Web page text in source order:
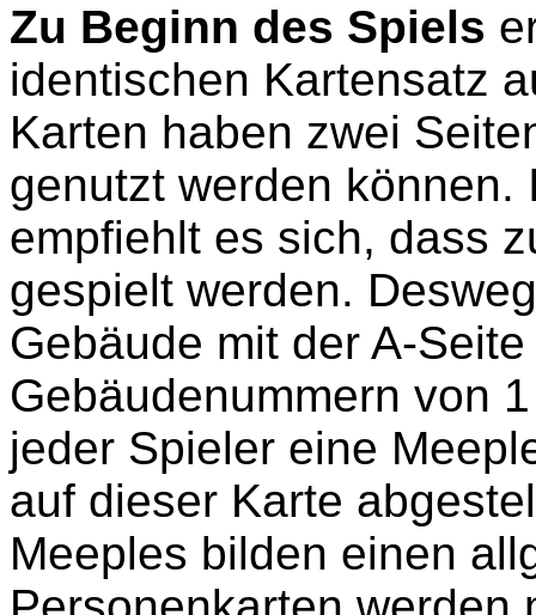
Zu Beginn des Spiels
identischen Kartensatz
Karten haben zwei
genutzt werden können.
empfiehlt es sich, dass
gespielt werden.
Gebäude mit der A-
Gebäudenummern von
jeder Spieler eine
auf dieser Karte
Meeples bilden einen